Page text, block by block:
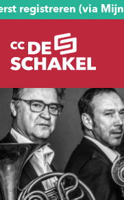
registreren (via